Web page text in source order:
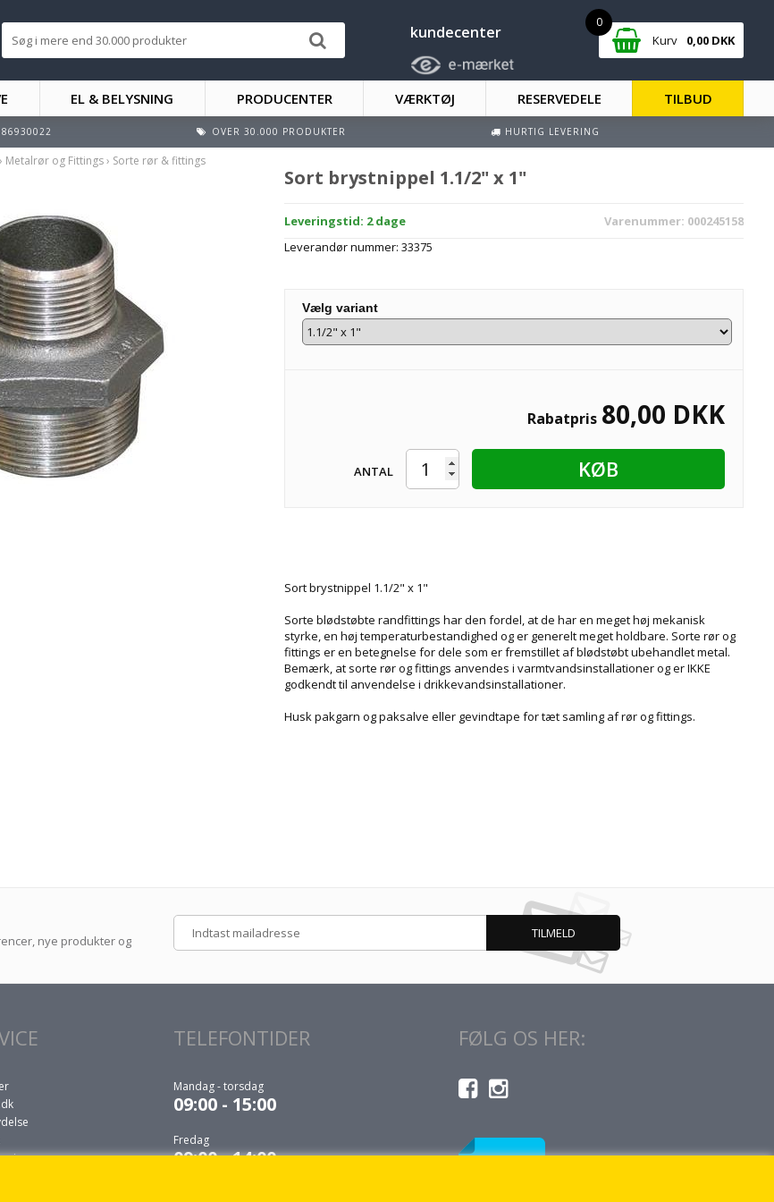
kundecenter
0
Kurv 0,00 DKK
EL & BELYSNING PRODUCENTER VÆRKTØJ RESERVEDELE TILBUD
86930022 OVER 30.000 PRODUKTER HURTIG LEVERING
Metalrør og Fittings› Sorte rør & fittings
Sort brystnippel 1.1/2" x 1"
Leveringstid: 2 dage Varenummer: 000245158
Leverandør nummer: 33375
Vælg variant
Rabatpris 80,00 DKK
ANTAL KØB
Sort brystnippel 1.1/2" x 1"
Sorte blødstøbte randfittings har den fordel, at de har en meget høj mekanisk
styrke, en høj temperaturbestandighed og er generelt meget holdbare. Sorte rør og
fittings er en betegnelse for dele som er fremstillet af blødstøbt ubehandlet metal.
Bemærk, at sorte rør og fittings anvendes i varmtvandsinstallationer og er IKKE
godkendt til anvendelse i drikkevandsinstallationer.
Husk pakgarn og paksalve eller gevindtape for tæt samling af rør og fittings.
nye produkter og
TELEFONTIDER
Mandag - torsdag
09:00 - 15:00
Fredag
09:00 - 14:00
FØLG OS HER: